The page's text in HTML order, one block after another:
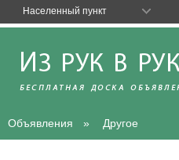
Объявления Другое
Населенный пункт